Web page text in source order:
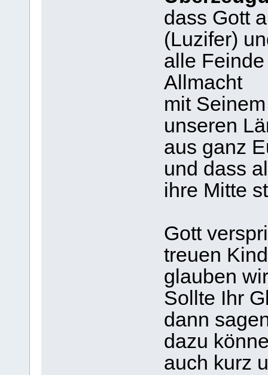
dass Gott
(Luzifer)
alle
Allmacht
mit
unseren
aus ganz
und dass
ihre Mitte
Gott
treuen
glauben
Sollte Ihr
dann
dazu
auch kurz